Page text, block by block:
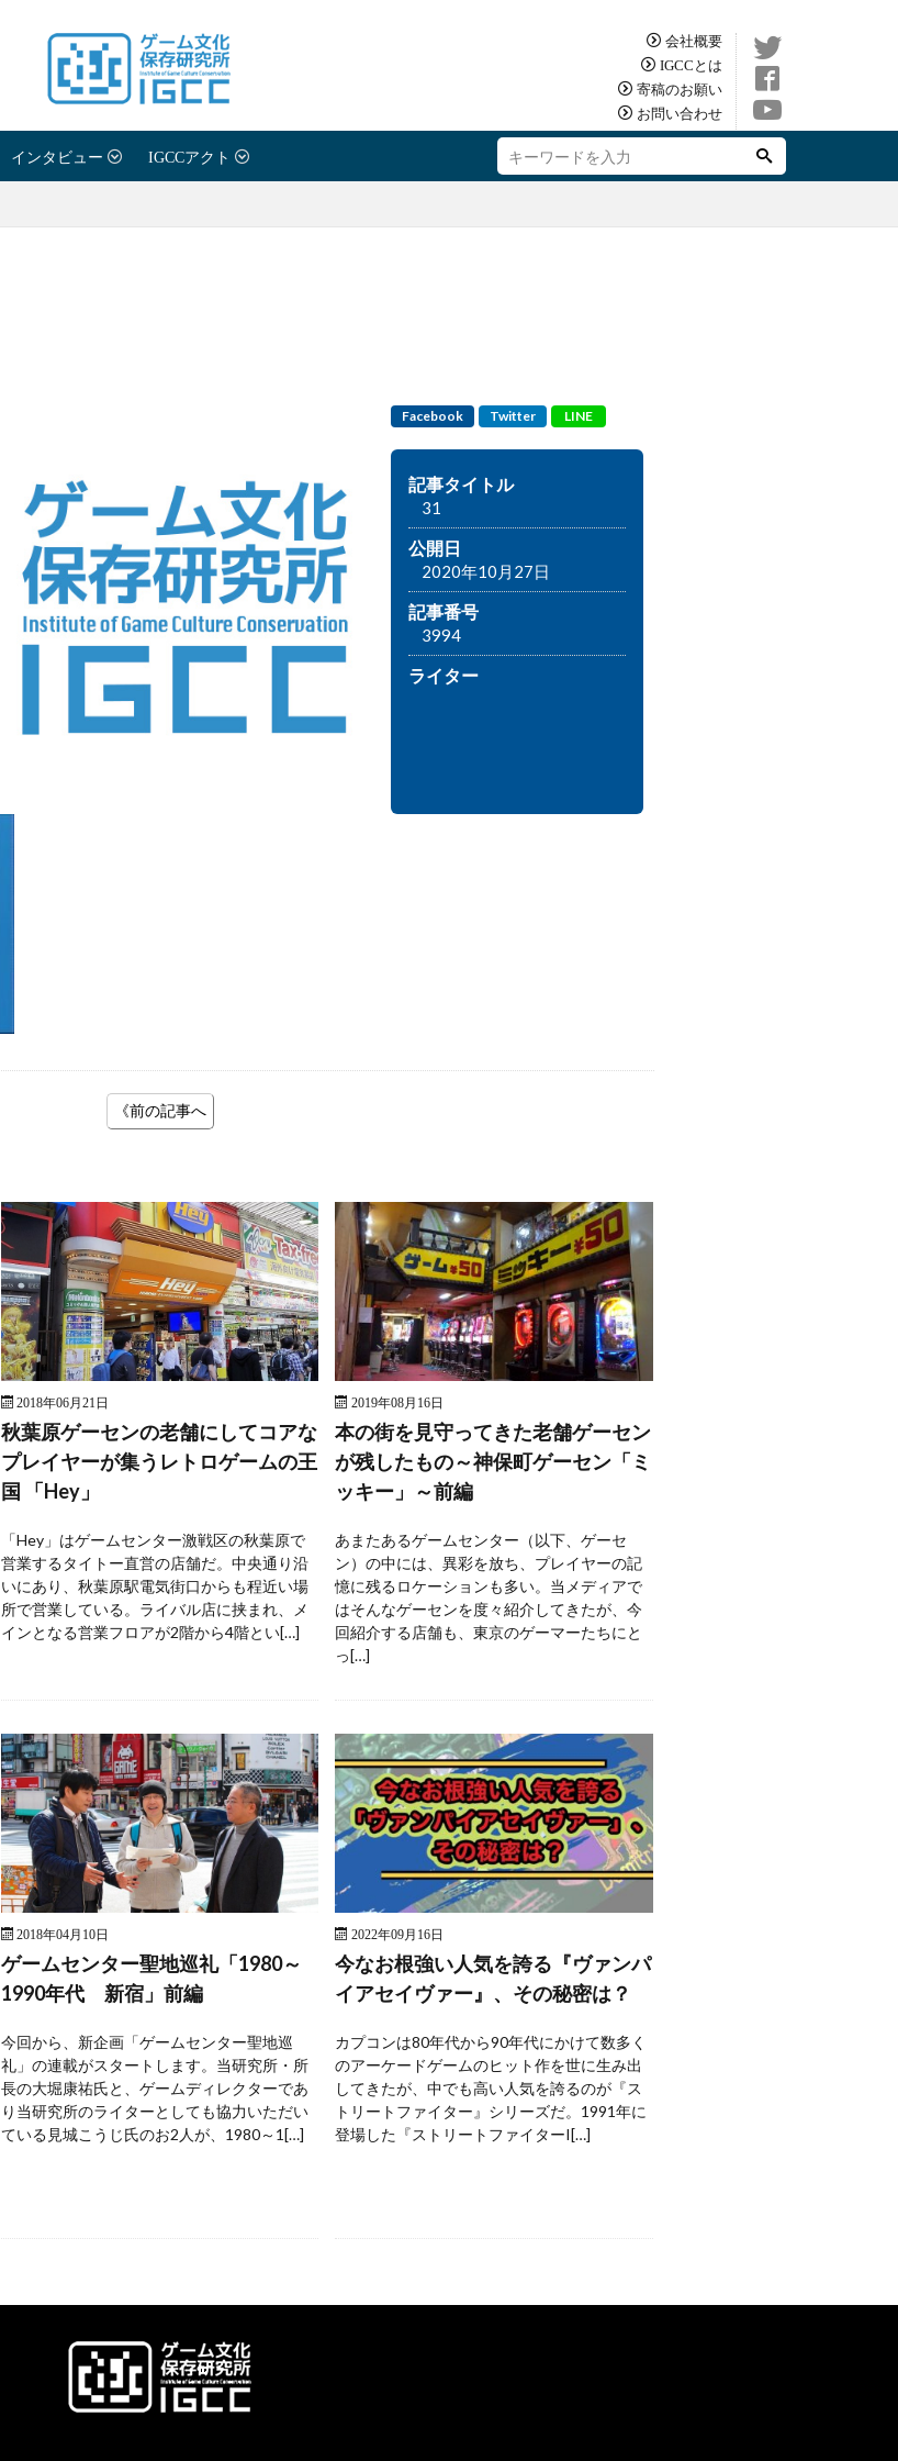
会社概要
IGCCとは
寄稿のお願い
お問い合わせ
インタビュー IGCCアクト
Facebook Twitter LINE
記事タイトル
31
公開日
2020年10月27日
記事番号
3994
ライター
《前の記事へ
2018年06月21日
秋葉原ゲーセンの老舗にしてコアな
プレイヤーが集うレトロゲームの王
国 「Hey」
「Hey」はゲームセンター激戦区の秋葉原で
営業するタイトー直営の店舗だ。中央通り沿
いにあり、秋葉原駅電気街口からも程近い場
所で営業している。ライバル店に挟まれ、メ
インとなる営業フロアが2階から4階とい[…]
2019年08月16日
本の街を見守ってきた老舗ゲーセン
が残したもの～神保町ゲーセン「ミ
ッキー」～前編
あまたあるゲームセンター（以下、ゲーセ
ン）の中には、異彩を放ち、プレイヤーの記
憶に残るロケーションも多い。当メディアで
はそんなゲーセンを度々紹介してきたが、今
回紹介する店舗も、東京のゲーマーたちにと
っ[…]
2018年04月10日
ゲームセンター聖地巡礼「1980～
1990年代 新宿」前編
今回から、新企画「ゲームセンター聖地巡
礼」の連載がスタートします。当研究所・所
長の大堀康祐氏と、ゲームディレクターであ
り当研究所のライターとしても協力いただい
ている見城こうじ氏のお2人が、1980～1[…]
2022年09月16日
今なお根強い人気を誇る『ヴァンパ
イアセイヴァー』、その秘密は？
カプコンは80年代から90年代にかけて数多く
のアーケードゲームのヒット作を世に生み出
してきたが、中でも高い人気を誇るのが『ス
トリートファイター』シリーズだ。1991年に
登場した『ストリートファイターI[…]